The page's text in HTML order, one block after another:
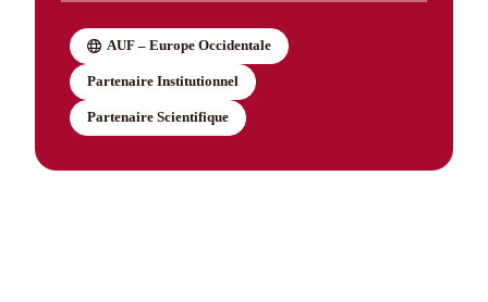
AUF – Europe Occidentale
Partenaire Institutionnel
Partenaire Scientifique